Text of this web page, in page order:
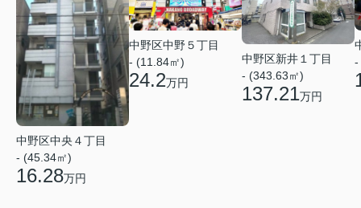
中野区中央４丁目
- (45.34㎡)
16.28万円
中野区中野５丁目
- (11.84㎡)
24.2万円
中野区新井１丁目
- (343.63㎡)
137.21万円
-